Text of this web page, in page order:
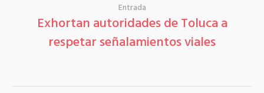
Entrada
Exhortan autoridades de Toluca a
respetar señalamientos viales